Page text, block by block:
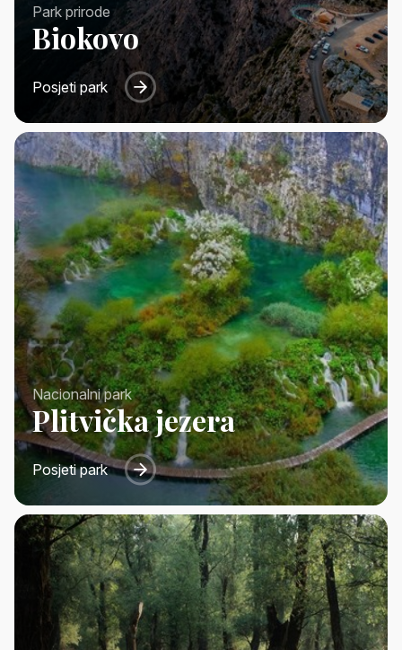
Park prirode
Biokovo
Posjeti park
Nacionalni park
Plitvička jezera
Posjeti park